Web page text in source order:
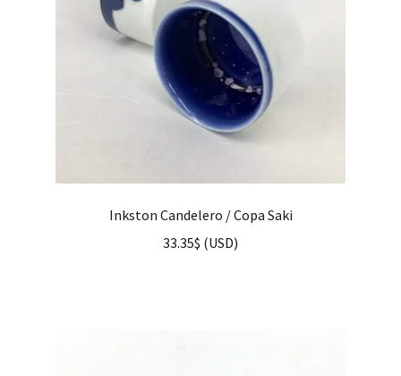
Inkston Candelero / Copa Saki
33.35$ (USD)